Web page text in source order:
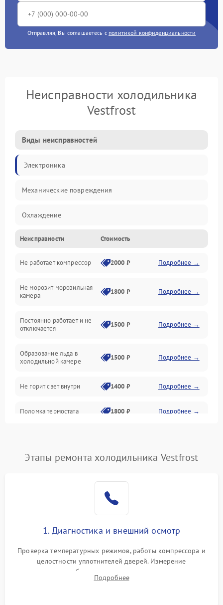
Отправляя, Вы соглашаетесь с политикой конфиденциальности
Неисправности холодильника
Vestfrost
Виды неисправностей
Электроника
Механические повреждения
Охлаждение
Механика
Электропитание
Дренаж
Неисправности Стоимость
Не работает компрессор 2000 ₽ Подробнее →
Не морозит морозильная
камера
1800 ₽ Подробнее →
Постоянно работает и не
отключается
1500 ₽ Подробнее →
Образование льда в
холодильной камере
1500 ₽ Подробнее →
Не горит свет внутри 1400 ₽ Подробнее →
Поломка термостата 1800 ₽ Подробнее →
Поломка системы No Frost 2600 ₽ Подробнее →
работе
2000 ₽ Подробнее →
1000 ₽
Этапы ремонта холодильника Vestfrost
1. Диагностика и внешний осмотр
Проверка температурных режимов, работы компрессора и
целостности уплотнителей дверей. Измерение
сопротивления обмоток мотора, проверка термостата и
считывание кодов ошибок с электронного дисплея.
Подробнее